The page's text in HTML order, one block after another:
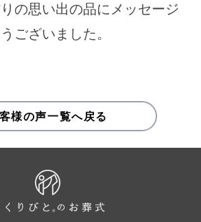
の思い出の品にメッセージ
ございました。
様の声一覧へ戻る